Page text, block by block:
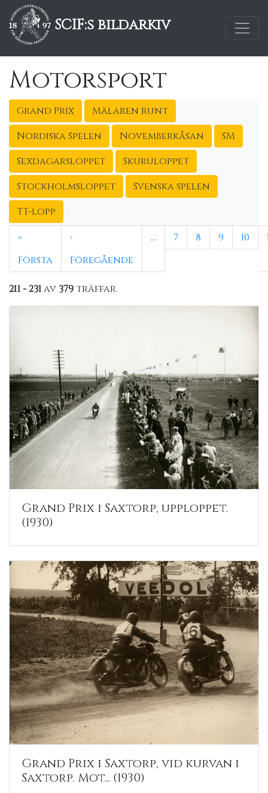
SCIF:s bildarkiv
Motorsport
Grand Prix
Mälaren runt
Nordiska Spelen
Novemberkåsan
SM
Sexdagarsloppet
Skuruloppet
Stockholmsloppet
Svenska spelen
TT-lopp
«
Första
‹
Föregående
… 7 8 9 10
211 - 231av 379träffar.
Grand Prix i Saxtorp, upploppet.
(1930)
Grand Prix i Saxtorp, vid kurvan i
Saxtorp. Mot... (1930)